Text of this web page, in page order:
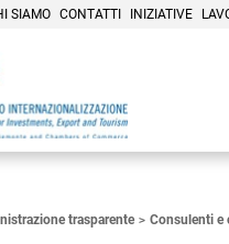
SIAMO CONTATTI INIZIATIVE
trasparente Consulenti e